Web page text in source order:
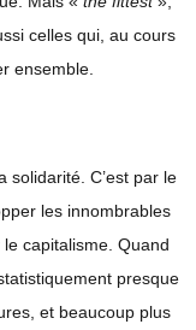
celles qui, au cours
ensemble.
solidarité. C’est par le
les innombrables
capitalisme. Quand
presque
et beaucoup plus